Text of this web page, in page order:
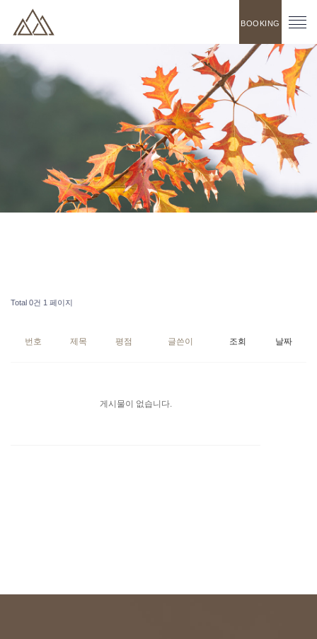
BOOKING
Total 0건 1 페이지
번호 제목 평점 글쓴이 조회 날짜
게시물이 없습니다.